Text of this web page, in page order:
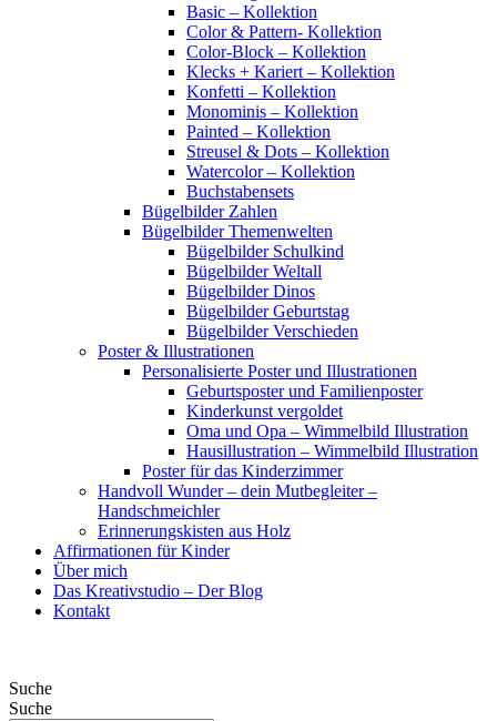
Basic – Kollektion
Color & Pattern- Kollektion
Color-Block – Kollektion
Klecks + Kariert – Kollektion
Konfetti – Kollektion
Monominis – Kollektion
Painted – Kollektion
Streusel & Dots – Kollektion
Watercolor – Kollektion
Buchstabensets
Bügelbilder Zahlen
Bügelbilder Themenwelten
Bügelbilder Schulkind
Bügelbilder Weltall
Bügelbilder Dinos
Bügelbilder Geburtstag
Bügelbilder Verschieden
Poster & Illustrationen
Personalisierte Poster und Illustrationen
Geburtsposter und Familienposter
Kinderkunst vergoldet
Oma und Opa – Wimmelbild Illustration
Hausillustration – Wimmelbild Illustration
Poster für das Kinderzimmer
Handvoll Wunder – dein Mutbegleiter –
Handschmeichler
Erinnerungskisten aus Holz
Affirmationen für Kinder
Über mich
Das Kreativstudio – Der Blog
Kontakt
Suche
Suche